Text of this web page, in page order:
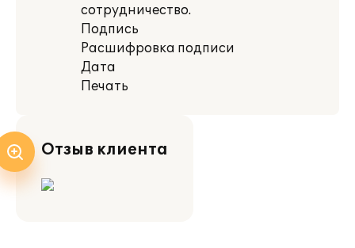
сотрудничество.
Подпись
Расшифровка подписи
Дата
Печать
Отзыв клиента